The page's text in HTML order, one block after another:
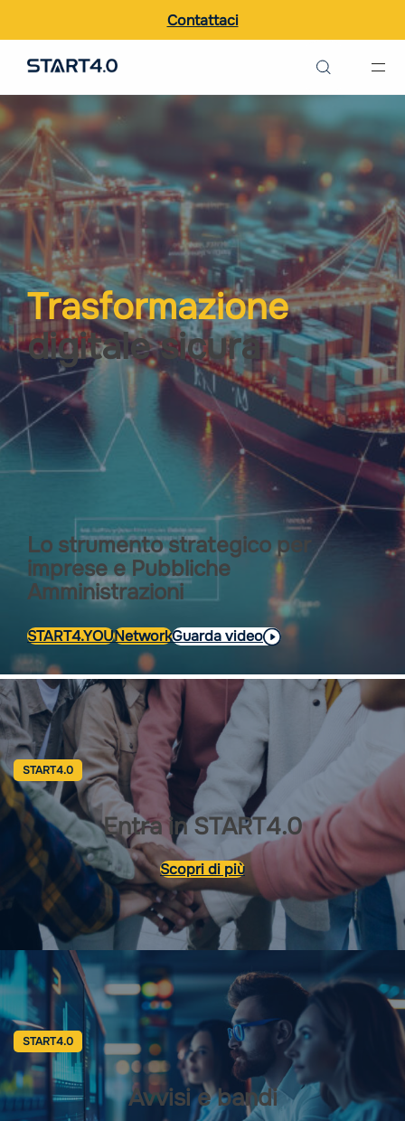
Contattaci
Ricerca nel sito
English
Trasformazione
digitale sicura
Lo strumento strategico per
imprese e Pubbliche
Amministrazioni
START4.YOUNetworkGuarda video
START4.0
Entra in START4.0
Scopri di più
START4.0
Avvisi e bandi